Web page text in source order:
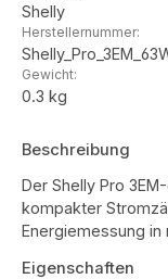
Shelly
Herstellernummer:
Gewicht:
0.3 kg
Beschreibung
Der Shelly Pro
kompakter
Energiemessung
Eigenschaften